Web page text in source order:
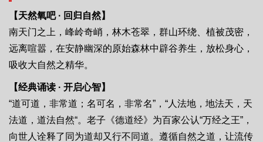
【天然氧吧 · 回归自然】
南天门之上，峰岭奇峭，林木苍翠，群山环绕、植被茂密，
远离喧嚣，在安静幽深的原始森林中辟谷养生，放松身心，
吸收大自然之精华。
【经典诵读 · 开启心智】
“道可道，非常道；名可名，非常名”，“人法地，地法天，天
法道，道法自然“。老子《德道经》为百家公认“万经之王”，
向世人诠释了同为道却又行不同道。遵循自然之道，让流传